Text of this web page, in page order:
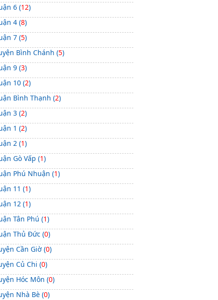
6 (12)
4 (8)
7 (5)
Bình Chánh (5)
9 (3)
10 (2)
Bình Thạnh (2)
3 (2)
1 (2)
2 (1)
Gò Vấp (1)
Phú Nhuận (1)
11 (1)
12 (1)
Tân Phú (1)
Thủ Đức (0)
Cần Giờ (0)
Củ Chi (0)
Hóc Môn (0)
Nhà Bè (0)